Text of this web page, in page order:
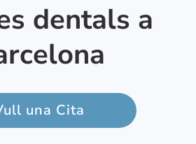
dentals a
una Cita